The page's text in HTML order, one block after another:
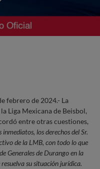
febrero de 2024.- La
Liga Mexicana de Beisbol,
entre otras cuestiones,
los derechos del Sr.
de la LMB, con todo lo que
Generales de Durango en la
su situación jurídica.